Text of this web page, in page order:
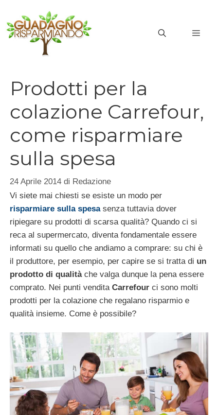
contenuto
Prodotti per la
colazione Carrefour,
come risparmiare
sulla spesa
24 Aprile 2014 di Redazione
Vi siete mai chiesti se esiste un modo per
risparmiare sulla spesasenza tuttavia dover
ripiegare su prodotti di scarsa qualità? Quando ci si
reca al supermercato, diventa fondamentale essere
informati su quello che andiamo a comprare: su chi è
il produttore, per esempio, per capire se si tratta di un
prodotto di qualitàche valga dunque la pena essere
comprato. Nei punti vendita Carrefour ci sono molti
prodotti per la colazione che regalano risparmio e
qualità insieme. Come è possibile?